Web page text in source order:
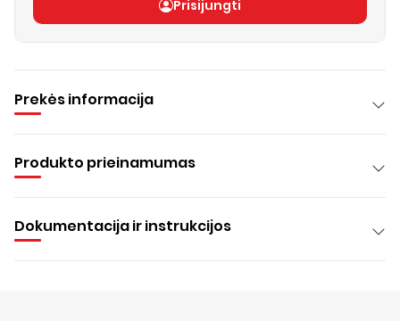
be PVM)Prisijungti
Prekės informacija
Produkto prieinamumas
Dokumentacija ir instrukcijos